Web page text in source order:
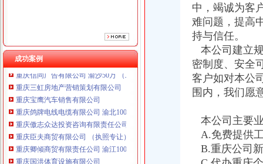
成功案例
重庆海谛升进出口贸易有限公司 渝北100万 （进出口权）
重庆奕欣锦诚商贸有限公司 渝九50万 （工商注册）
重庆信同广告有限公司 渝沙50万 （工商注册）
重庆三虹房地产营销策划有限公司
重庆宝鹰汽车销售有限公司
重庆鸽牌电线电缆有限公司 渝北10010万 (进出口权)
重庆傲志众达投资咨询有限责任公司 渝九1000万 （增资）
重庆臣夫商贸有限公司 （执照专让）
重庆卿倾商贸有限责任公司 渝江100万 （工商注册）
重庆国洪体育设施有限公司
中，竭诚为客
难问题，提高
持与信任。
本公司建立
密制度、安全
客户如对本公
围内，我们愿
本公司主要
A.免费提供
B.重庆公司